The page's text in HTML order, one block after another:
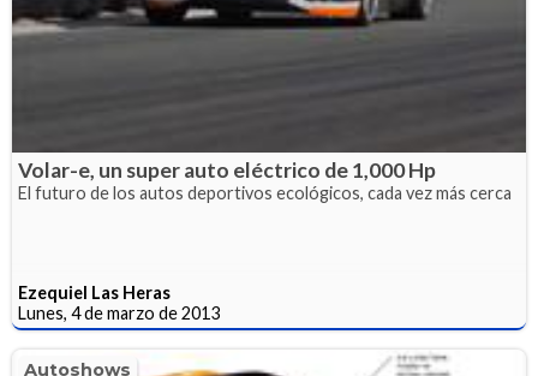
Volar-e, un super auto eléctrico de 1,000 Hp
El futuro de los autos deportivos ecológicos, cada vez más cerca
Ezequiel Las Heras
Lunes, 4 de marzo de 2013
Autoshows